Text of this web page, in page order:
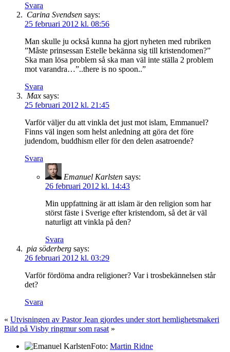
Svara
Carina Svendsen says:
25 februari 2012 kl. 08:56
Man skulle ju också kunna ha gjort nyheten med rubriken
”Måste prinsessan Estelle bekänna sig till kristendomen?”
Ska man lösa problem så ska man väl inte ställa 2 problem
mot varandra…”..there is no spoon..”
Svara
Max says:
25 februari 2012 kl. 21:45
Varför väljer du att vinkla det just mot islam, Emmanuel?
Finns väl ingen som helst anledning att göra det före
judendom, buddhism eller för den delen asatroende?
Svara
Emanuel Karlsten says:
26 februari 2012 kl. 14:43
Min uppfattning är att islam är den religion som har
störst fäste i Sverige efter kristendom, så det är väl
naturligt att vinkla på den?
Svara
pia söderberg says:
26 februari 2012 kl. 03:29
Varför fördöma andra religioner? Var i trosbekännelsen står
det?
Svara
« Utvisningen av Pastor Jean gjordes under stort hemlighetsmakeri
Bild på Visby ringmur som rasat »
Foto: Martin Ridne